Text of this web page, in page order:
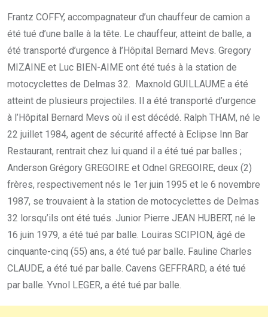
Frantz COFFY, accompagnateur d’un chauffeur de camion a
été tué d’une balle à la tête. Le chauffeur, atteint de balle, a
été transporté d’urgence à l’Hôpital Bernard Mevs. Gregory
MIZAINE et Luc BIEN-AIME ont été tués à la station de
motocyclettes de Delmas 32. Maxnold GUILLAUME a été
atteint de plusieurs projectiles. Il a été transporté d’urgence
à l’Hôpital Bernard Mevs où il est décédé. Ralph THAM, né le
22 juillet 1984, agent de sécurité affecté à Eclipse Inn Bar
Restaurant, rentrait chez lui quand il a été tué par balles ;
Anderson Grégory GREGOIRE et Odnel GREGOIRE, deux (2)
frères, respectivement nés le 1er juin 1995 et le 6 novembre
1987, se trouvaient à la station de motocyclettes de Delmas
32 lorsqu’ils ont été tués. Junior Pierre JEAN HUBERT, né le
16 juin 1979, a été tué par balle. Louiras SCIPION, âgé de
cinquante-cinq (55) ans, a été tué par balle. Fauline Charles
CLAUDE, a été tué par balle. Cavens GEFFRARD, a été tué
par balle. Yvnol LEGER, a été tué par balle.